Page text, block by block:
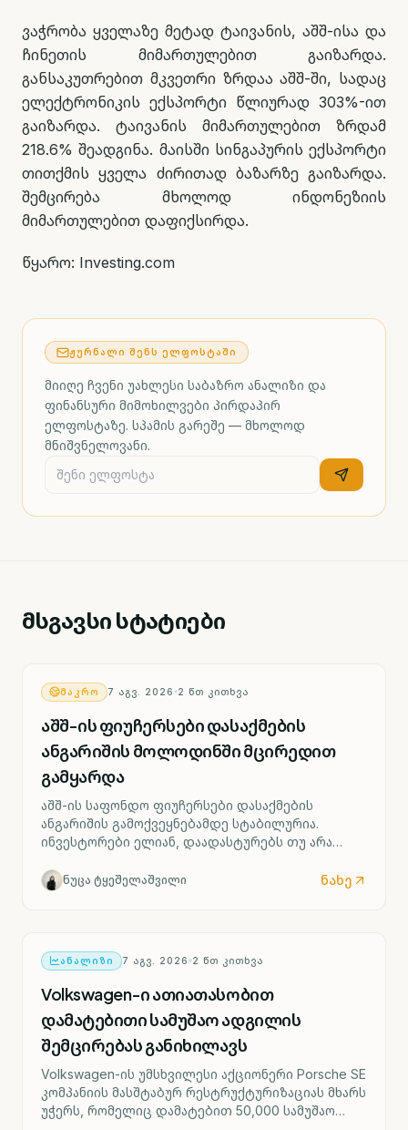
ვაჭრობა ყველაზე მეტად ტაივანის, აშშ-ისა და
ჩინეთის მიმართულებით გაიზარდა.
განსაკუთრებით მკვეთრი ზრდაა აშშ-ში, სადაც
ელექტრონიკის ექსპორტი წლიურად 303%-ით
გაიზარდა. ტაივანის მიმართულებით ზრდამ
218.6% შეადგინა. მაისში სინგაპურის ექსპორტი
თითქმის ყველა ძირითად ბაზარზე გაიზარდა.
შემცირება მხოლოდ ინდონეზიის
მიმართულებით დაფიქსირდა.
წყარო: Investing.com
ᲟᲣᲠᲜᲐᲚᲘ ᲨᲔᲜᲡ ᲔᲚᲤᲝᲡᲢᲐᲨᲘ
მიიღე ჩვენი უახლესი საბაზრო ანალიზი და
ფინანსური მიმოხილვები პირდაპირ
ელფოსტაზე. სპამის გარეშე — მხოლოდ
მნიშვნელოვანი.
მსგავსი სტატიები
ᲛᲐᲙᲠᲝ 7 ᲐᲒᲕ. 2026 2 ᲬᲗ ᲙᲘᲗᲮᲕᲐ
აშშ-ის ფიუჩერსები დასაქმების
ანგარიშის მოლოდინში მცირედით
გამყარდა
აშშ-ის საფონდო ფიუჩერსები დასაქმების
ანგარიშის გამოქვეყნებამდე სტაბილურია.
ინვესტორები ელიან, დაადასტურებს თუ არა
მიერ საპროცენტო განაკვეთის შესაძლო ზრდის
სცენარს უკვე სექტემბრიდან.
ნუცა ტყეშელაშვილი ნახე
ᲐᲜᲐᲚᲘᲖᲘ 7 ᲐᲒᲕ. 2026 2 ᲬᲗ ᲙᲘᲗᲮᲕᲐ
Volkswagen-ი ათიათასობით
დამატებითი სამუშაო ადგილის
შემცირებას განიხილავს
Volkswagen-ის უმსხვილესი აქციონერი Porsche SE
კომპანიის მასშტაბურ რესტრუქტურიზაციას მხარს
უჭერს, რომელიც დამატებით 50,000 სამუშაო